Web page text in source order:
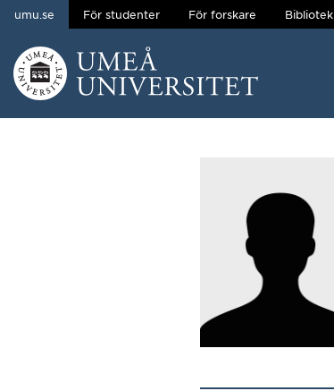
Hoppa direkt till innehållet
umu.se För studenter För forskare Bibliotek